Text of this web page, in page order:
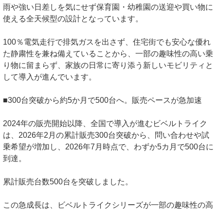
雨や強い日差しを気にせず保育園・幼稚園の送迎や買い物に
使える全天候型の設計となっています。
100％電気走行で排気ガスを出さず、住宅街でも安心な優れ
た静粛性を兼ね備えていることから、一部の趣味性の高い乗
り物に留まらず、家族の日常に寄り添う新しいモビリティと
して導入が進んでいます。
■300台突破から約5か月で500台へ。販売ペースが急加速
2024年の販売開始以降、全国で導入が進むビベルトライク
は、2026年2月の累計販売300台突破から、問い合わせや試
乗希望が増加し、2026年7月時点で、わずか5カ月で500台に
到達。
累計販売台数500台を突破しました。
この急成長は、ビベルトライクシリーズが一部の趣味性の高